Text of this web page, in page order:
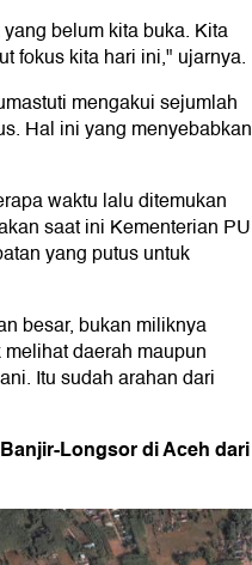
belum kita buka. Kita
fokus kita hari ini," ujarnya.
mengakui sejumlah
Hal ini yang menyebabkan
waktu lalu ditemukan
saat ini Kementerian PU
yang putus untuk
besar, bukan miliknya
daerah maupun
Itu sudah arahan dari
Longsor di Aceh dari